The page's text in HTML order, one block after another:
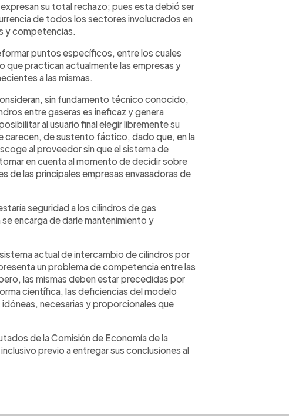
su total rechazo; pues esta debió ser
de todos los sectores involucrados en
y competencias.
puntos específicos, entre los cuales
que practican actualmente las empresas y
a las mismas.
sin fundamento técnico conocido,
entre gaseras es ineficaz y genera
al usuario final elegir libremente su
carecen, de sustento fáctico, dado que, en la
al proveedor sin que el sistema de
en cuenta al momento de decidir sobre
de las principales empresas envasadoras de
seguridad a los cilindros de gas
encarga de darle mantenimiento y
actual de intercambio de cilindros por
un problema de competencia entre las
las mismas deben estar precedidas por
científica, las deficiencias del modelo
necesarias y proporcionales que
de la Comisión de Economía de la
previo a entregar sus conclusiones al